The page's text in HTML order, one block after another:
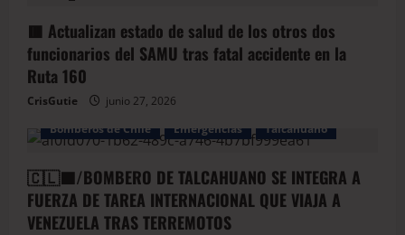
🟥 Actualizan estado de salud de los otros dos
funcionarios del SAMU tras fatal accidente en la
Ruta 160
CrisGutie
junio 27, 2026
Bomberos de Chile
Emergencias Talcahuano
🇨🇱🟦/BOMBERO DE TALCAHUANO SE INTEGRA A
FUERZA DE TAREA INTERNACIONAL QUE VIAJA A
VENEZUELA TRAS TERREMOTOS